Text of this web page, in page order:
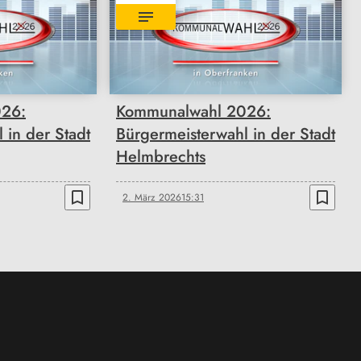
in der Stadt
bookmark_border
Kommunalwahl 2026:
Bürgermeisterwahl in der Stadt
Helmbrechts
2. März 202615:31 bookmark_border